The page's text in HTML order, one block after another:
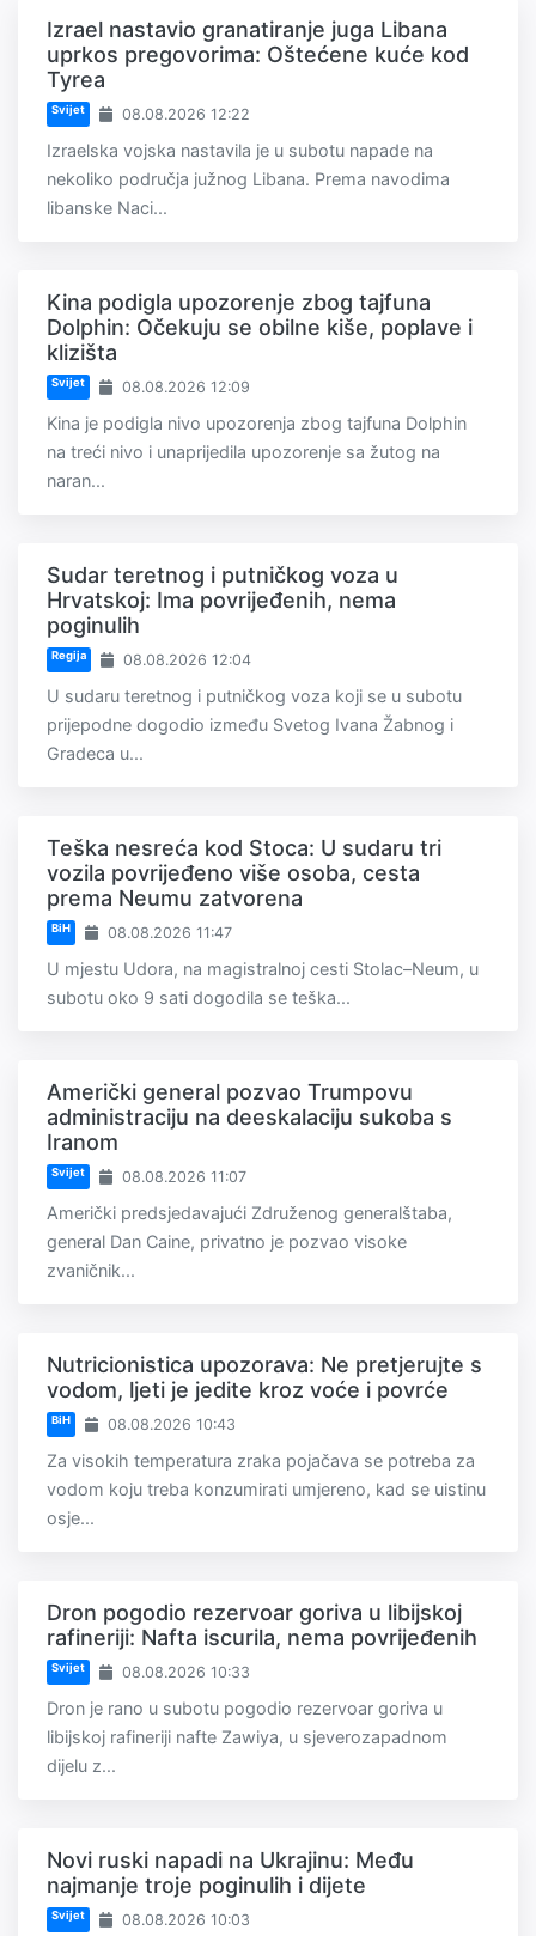
Izrael nastavio granatiranje juga Libana
uprkos pregovorima: Oštećene kuće kod
Tyrea
Svijet 08.08.2026 12:22
Izraelska vojska nastavila je u subotu napade na
nekoliko područja južnog Libana. Prema navodima
libanske Naci...
Kina podigla upozorenje zbog tajfuna
Dolphin: Očekuju se obilne kiše, poplave i
klizišta
Svijet 08.08.2026 12:09
Kina je podigla nivo upozorenja zbog tajfuna Dolphin
na treći nivo i unaprijedila upozorenje sa žutog na
naran...
Sudar teretnog i putničkog voza u
Hrvatskoj: Ima povrijeđenih, nema
poginulih
Regija 08.08.2026 12:04
U sudaru teretnog i putničkog voza koji se u subotu
prijepodne dogodio između Svetog Ivana Žabnog i
Gradeca u...
Teška nesreća kod Stoca: U sudaru tri
vozila povrijeđeno više osoba, cesta
prema Neumu zatvorena
BiH 08.08.2026 11:47
U mjestu Udora, na magistralnoj cesti Stolac–Neum, u
subotu oko 9 sati dogodila se teška...
Američki general pozvao Trumpovu
administraciju na deeskalaciju sukoba s
Iranom
Svijet 08.08.2026 11:07
Američki predsjedavajući Združenog generalštaba,
general Dan Caine, privatno je pozvao visoke
zvaničnik...
Nutricionistica upozorava: Ne pretjerujte s
vodom, ljeti je jedite kroz voće i povrće
BiH 08.08.2026 10:43
Za visokih temperatura zraka pojačava se potreba za
vodom koju treba konzumirati umjereno, kad se uistinu
osje...
Dron pogodio rezervoar goriva u libijskoj
rafineriji: Nafta iscurila, nema povrijeđenih
Svijet 08.08.2026 10:33
Dron je rano u subotu pogodio rezervoar goriva u
libijskoj rafineriji nafte Zawiya, u sjeverozapadnom
dijelu z...
Novi ruski napadi na Ukrajinu: Među
najmanje troje poginulih i dijete
Svijet 08.08.2026 10:03